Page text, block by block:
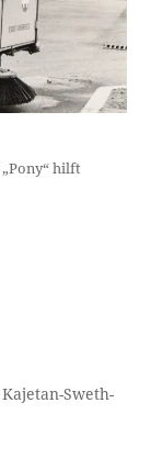
hilft
Sweth-